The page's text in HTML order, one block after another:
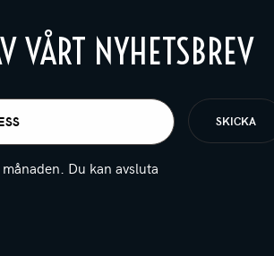
VÅRT NYHETSBREV
Du kan avsluta